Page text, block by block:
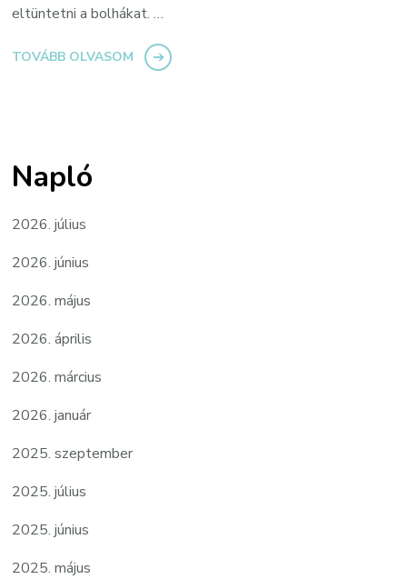
eltüntetni a bolhákat. …
TOVÁBB OLVASOM
Napló
2026. július
2026. június
2026. május
2026. április
2026. március
2026. január
2025. szeptember
2025. július
2025. június
2025. május